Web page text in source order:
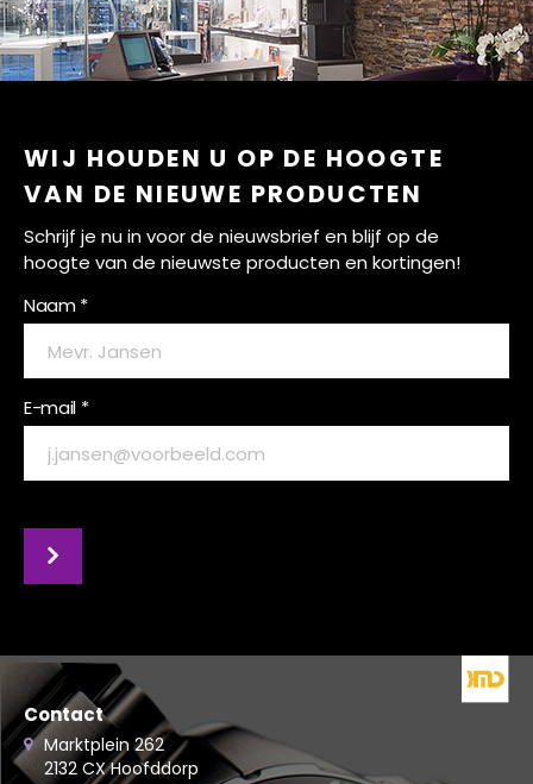
WIJ HOUDEN U OP DE HOOGTE
VAN DE NIEUWE PRODUCTEN
Schrijf je nu in voor de nieuwsbrief en blijf op de
hoogte van de nieuwste producten en kortingen!
Naam *
E-mail *
Contact
Marktplein 262
2132 CX Hoofddorp